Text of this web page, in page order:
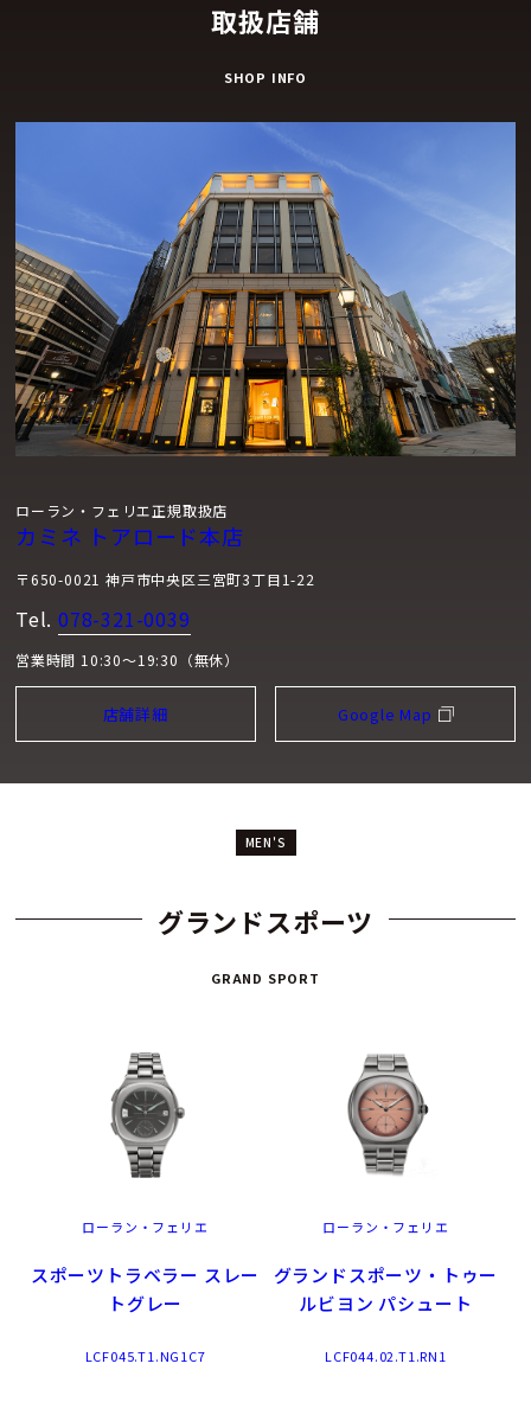
取扱店舗
SHOP INFO
ローラン・フェリエ正規取扱店
カミネ トアロード本店
〒650-0021 神戸市中央区三宮町3丁目1-22
Tel. 078-321-0039
営業時間 10:30～19:30（無休）
店舗詳細 Google Map
MEN'S
グランドスポーツ
GRAND SPORT
ローラン・フェリエ
スポーツトラベラー スレー
トグレー
LCF045.T1.NG1C7
ローラン・フェリエ
グランドスポーツ・トゥー
ルビヨン パシュート
LCF044.02.T1.RN1